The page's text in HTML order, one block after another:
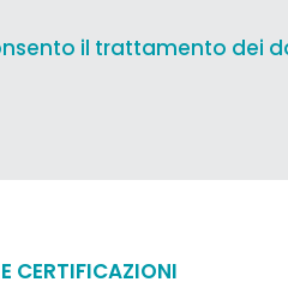
il trattamento dei
CERTIFICAZIONI